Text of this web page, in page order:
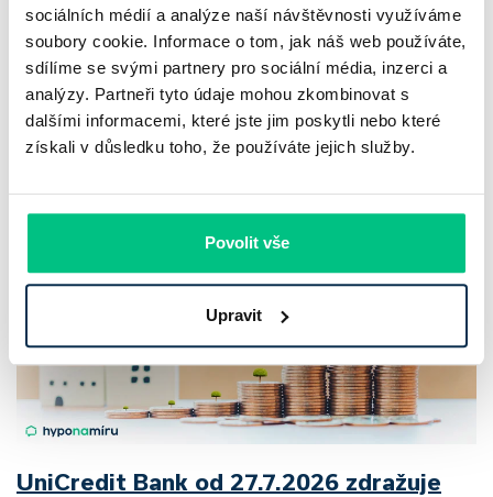
sociálních médií a analýze naší návštěvnosti využíváme
soubory cookie. Informace o tom, jak náš web používáte,
sdílíme se svými partnery pro sociální média, inzerci a
analýzy. Partneři tyto údaje mohou zkombinovat s
dalšími informacemi, které jste jim poskytli nebo které
získali v důsledku toho, že používáte jejich služby.
Povolit vše
Upravit
Český trh rekreačních nemovitostí letos ukazuje nečekanou
odolnost. Chaty a chalupy podle čerstvých dat za poslední
2 roky zdražily o 21,8 %, zároveň ale výrazně ubylo nabídek
a prodejní tempo…
UniCredit Bank od 27.7.2026 zdražuje